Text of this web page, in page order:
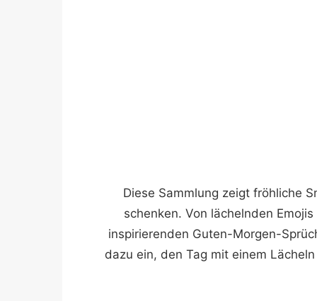
Diese Sammlung zeigt fröhliche
schenken. Von lächelnden
inspirierenden Guten-Morgen-
dazu ein, den Tag mit einem